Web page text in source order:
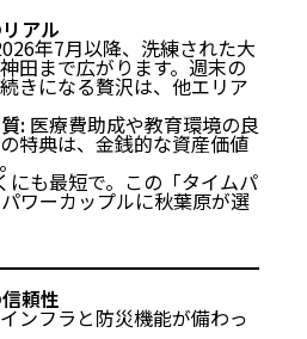
アル
年7月以降、洗練された大
田まで広がります。週末の
きになる贅沢は、他エリア
: 医療費助成や教育環境の良
特典は、金銭的な資産価値
にも最短で。この「タイムパ
ワーカップルに秋葉原が選
頼性
ンフラと防災機能が備わっ